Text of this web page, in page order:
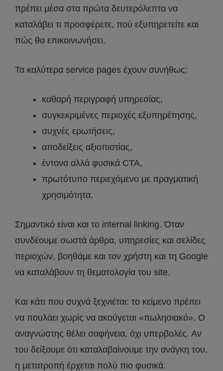
πρέπει μέσα στα πρώτα δευτερόλεπτα να
καταλάβει τι προσφέρετε, πού εξυπηρετείτε και
πώς θα επικοινωνήσει.
Τα καλύτερα service pages έχουν συνήθως:
καθαρή περιγραφή υπηρεσίας,
συγκεκριμένες περιοχές εξυπηρέτησης,
συχνές ερωτήσεις,
αποδείξεις αξιοπιστίας,
έντονα αλλά φυσικά CTA,
πρωτότυπο περιεχόμενο με πραγματική
χρησιμότητα.
Σημαντικό είναι και το internal linking. Όταν
συνδέουμε σωστά άρθρα, υπηρεσίες και σελίδες
περιοχών, βοηθάμε και τον χρήστη και τη Google
να καταλάβουν τη θεματολογία του site.
Και κάτι που συχνά ξεχνιέται: το κείμενο πρέπει
να πουλάει χωρίς να ακούγεται «πωλησιακό». Ο
αναγνώστης θέλει σαφήνεια, όχι υπερβολές. Αν
του δείξουμε ότι καταλαβαίνουμε την ανάγκη του,
η μετατροπή έρχεται πολύ πιο φυσικά.